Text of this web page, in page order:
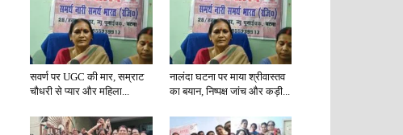
सवर्ण पर UGC की मार, सम्राट
चौधरी से प्यार और महिला...
नालंदा घटना पर माया श्रीवास्तव
का बयान, निष्पक्ष जांच और कड़ी...